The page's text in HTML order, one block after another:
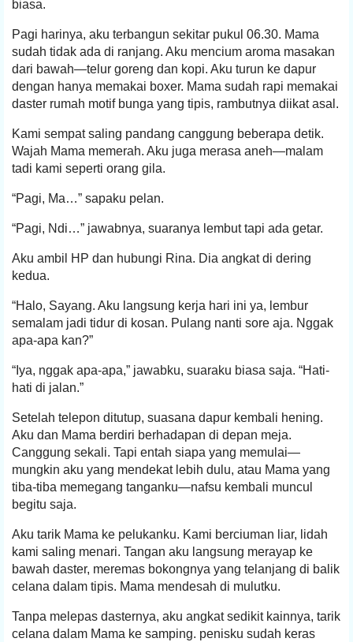
biasa.
Pagi harinya, aku terbangun sekitar pukul 06.30. Mama
sudah tidak ada di ranjang. Aku mencium aroma masakan
dari bawah—telur goreng dan kopi. Aku turun ke dapur
dengan hanya memakai boxer. Mama sudah rapi memakai
daster rumah motif bunga yang tipis, rambutnya diikat asal.
Kami sempat saling pandang canggung beberapa detik.
Wajah Mama memerah. Aku juga merasa aneh—malam
tadi kami seperti orang gila.
“Pagi, Ma…” sapaku pelan.
“Pagi, Ndi…” jawabnya, suaranya lembut tapi ada getar.
Aku ambil HP dan hubungi Rina. Dia angkat di dering
kedua.
“Halo, Sayang. Aku langsung kerja hari ini ya, lembur
semalam jadi tidur di kosan. Pulang nanti sore aja. Nggak
apa-apa kan?”
“Iya, nggak apa-apa,” jawabku, suaraku biasa saja. “Hati-
hati di jalan.”
Setelah telepon ditutup, suasana dapur kembali hening.
Aku dan Mama berdiri berhadapan di depan meja.
Canggung sekali. Tapi entah siapa yang memulai—
mungkin aku yang mendekat lebih dulu, atau Mama yang
tiba-tiba memegang tanganku—nafsu kembali muncul
begitu saja.
Aku tarik Mama ke pelukanku. Kami berciuman liar, lidah
kami saling menari. Tangan aku langsung merayap ke
bawah daster, meremas bokongnya yang telanjang di balik
celana dalam tipis. Mama mendesah di mulutku.
Tanpa melepas dasternya, aku angkat sedikit kainnya, tarik
celana dalam Mama ke samping. penisku sudah keras